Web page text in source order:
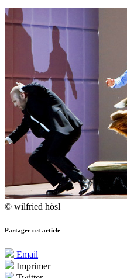
© wilfried hösl
Partager cet article
Email
Imprimer